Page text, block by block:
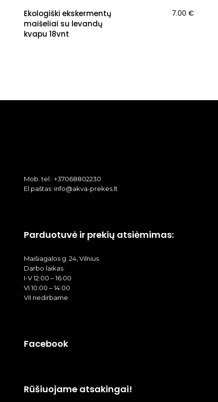
Ekologiški ekskermentų
maišeliai su levandų
kvapu 18vnt
7.00 €
Mob. tel.: +37068802230
El.paštas: info@akva-prekes.lt
Parduotuvė ir prekių atsiėmimas:
Maišiagalos g. 24, Vilnius
Darbo laikas:
I-V 12:00 – 16:00
VI 10:00 – 14:00
VII nedirbame
Facebook
Rūšiuojame atsakingai!